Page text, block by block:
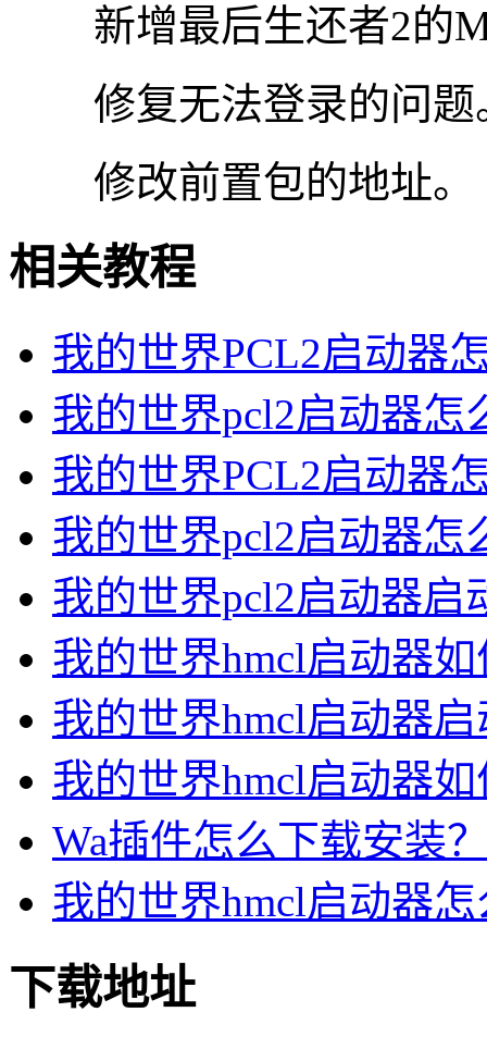
新增最后生还者2的
修复无法登录的问题
修改前置包的地址。
相关教程
我的世界PCL2启动器
我的世界pcl2启动器怎
我的世界PCL2启动器
我的世界pcl2启动器怎
我的世界pcl2启动器启
我的世界hmcl启动器
我的世界hmcl启动器
我的世界hmcl启动器
Wa插件怎么下载安装
我的世界hmcl启动器
下载地址